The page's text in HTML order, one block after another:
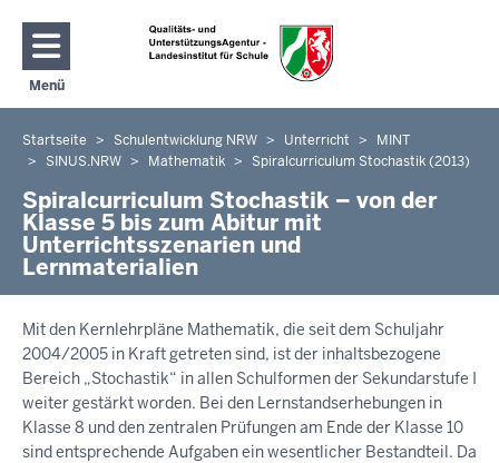
Direkt zum Inhalt
Menü
Navigation aktivieren/deaktivieren: Hauptmenü
Sie
befinden
sich
hier
Startseite Schulentwicklung NRW Unterricht
MINT
SINUS.NRW
Mathematik Spiralcurriculum Stochastik (2013)
Spiralcurriculum Stochastik – von der
Klasse 5 bis zum Abitur mit
Unterrichtsszenarien und
Lernmaterialien
Mit den Kernlehrpläne Mathematik, die seit dem Schuljahr
2004/2005 in Kraft getreten sind, ist der inhaltsbezogene
Bereich „Stochastik“ in allen Schulformen der Sekundarstufe I
weiter gestärkt worden. Bei den Lernstandserhebungen in
Klasse 8 und den zentralen Prüfungen am Ende der Klasse 10
sind entsprechende Aufgaben ein wesentlicher Bestandteil. Da